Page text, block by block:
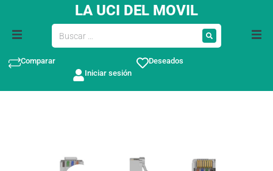
LA UCI DEL MOVIL
Comparar
Deseados
Iniciar sesión